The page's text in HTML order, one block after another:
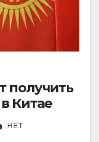
получить
Китае
НЕТ